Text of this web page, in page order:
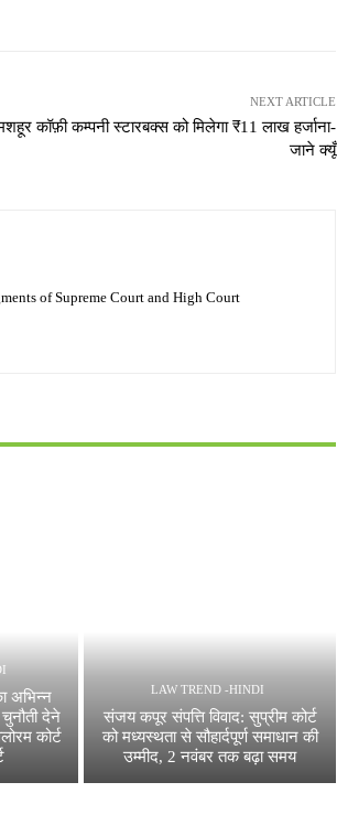
NEXT ARTICLE
कॉफ़ी कम्पनी स्टारबक्स को मिलेगा ₹11 लाख हर्जाना-
जाने क्यूँ
of Supreme Court and High Court
अभिन्न
देने
कोर्ट
LAW TREND -HINDI
संजय कपूर संपत्ति विवाद: सुप्रीम कोर्ट
को मध्यस्थता से सौहार्दपूर्ण समाधान की
उम्मीद, 2 नवंबर तक बढ़ा समय